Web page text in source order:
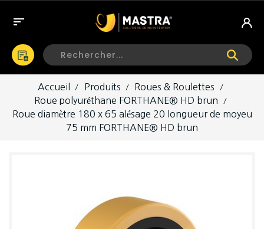

Accueil Produits
Roues & Roulettes
Roue polyuréthane FORTHANE® HD brun
Roue diamètre 180 x 65 alésage 20 longueur de moyeu
75 mm FORTHANE® HD brun